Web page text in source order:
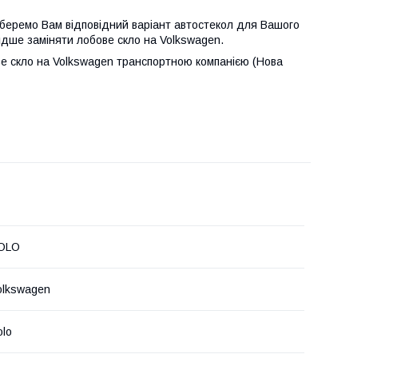
Вам відповідний варіант автостекол для Вашого
заміняти лобове скло на Volkswagen.
скло на Volkswagen транспортною компанією (Нова